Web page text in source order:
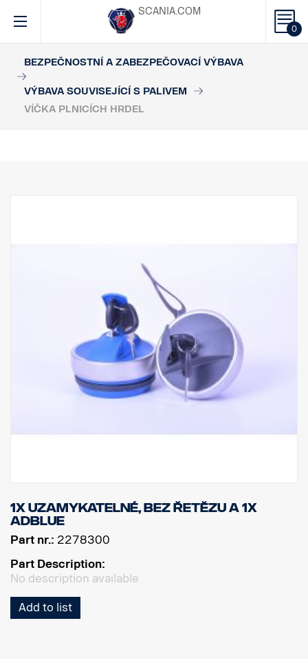
0
SCANIA.COM
BEZPEČNOSTNÍ A ZABEZPEČOVACÍ VÝBAVA
VÝBAVA SOUVISEJÍCÍ S PALIVEM
VÍČKA PLNICÍCH HRDEL
1x uzamykatelné, bez řetězu a 1x
AdBlue
Part nr.: 2278300
Part Description:
No description available
Add to list